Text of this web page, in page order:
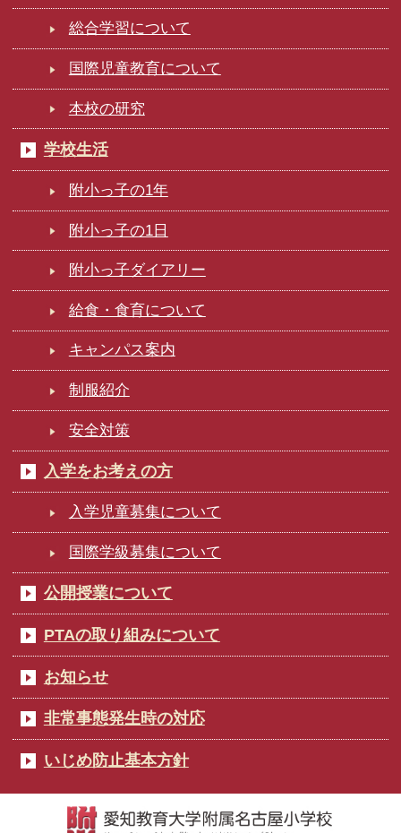
総合学習について
国際児童教育について
本校の研究
学校生活
附小っ子の1年
附小っ子の1日
附小っ子ダイアリー
給食・食育について
キャンパス案内
制服紹介
安全対策
入学をお考えの方
入学児童募集について
国際学級募集について
公開授業について
PTAの取り組みについて
お知らせ
非常事態発生時の対応
いじめ防止基本方針